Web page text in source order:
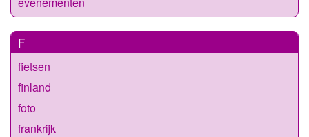
F
fietsen
finland
foto
frankrijk